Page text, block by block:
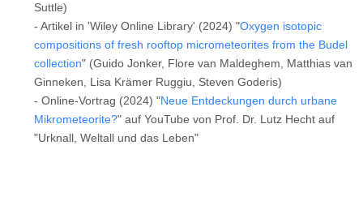
Suttle)
- Artikel in 'Wiley Online Library' (2024) "Oxygen isotopic
compositions of fresh rooftop micrometeorites from the Budel
collection" (Guido Jonker, Flore van Maldeghem, Matthias van
Ginneken, Lisa Krämer Ruggiu, Steven Goderis)
- Online-Vortrag (2024) "Neue Entdeckungen durch urbane
Mikrometeorite?" auf YouTube von Prof. Dr. Lutz Hecht auf
"Urknall, Weltall und das Leben"